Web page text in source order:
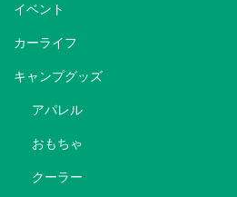
イベント
カーライフ
キャンプグッズ
アパレル
おもちゃ
クーラー